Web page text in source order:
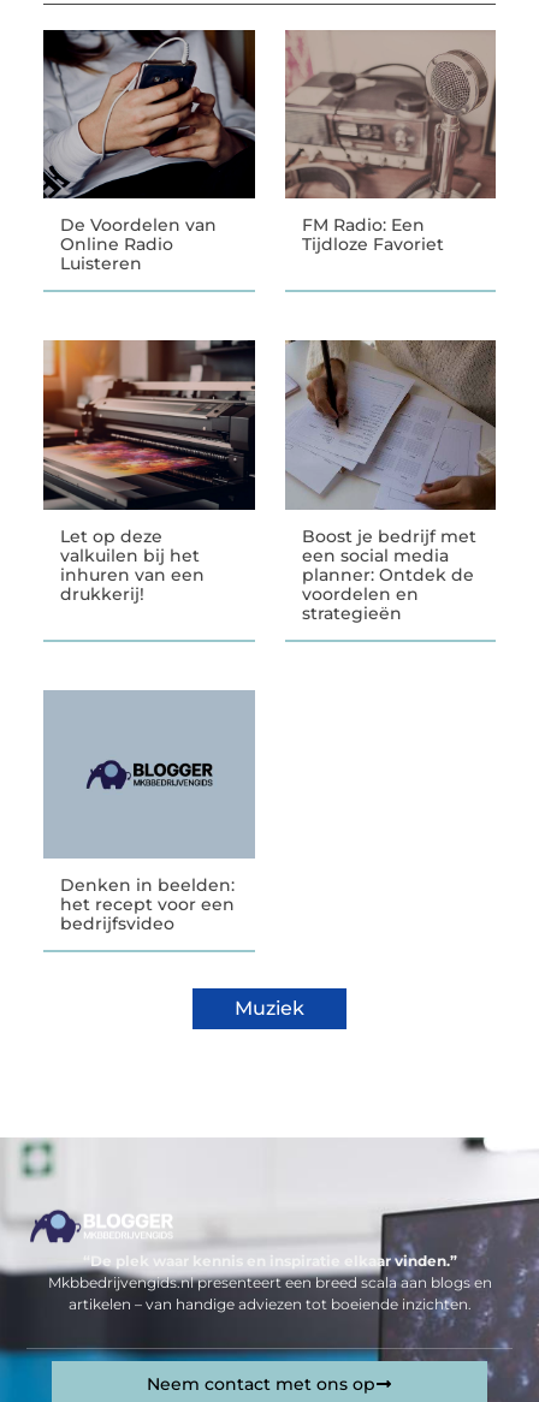
De Voordelen van
Online Radio
Luisteren
FM Radio: Een
Tijdloze Favoriet
Let op deze
valkuilen bij het
inhuren van een
drukkerij!
Boost je bedrijf met
een social media
planner: Ontdek de
voordelen en
strategieën
Denken in beelden:
het recept voor een
bedrijfsvideo
Muziek
“De plek waar kennis en inspiratie elkaar vinden.”
Mkbbedrijvengids.nl presenteert een breed scala aan blogs en
artikelen – van handige adviezen tot boeiende inzichten.
Neem contact met ons op